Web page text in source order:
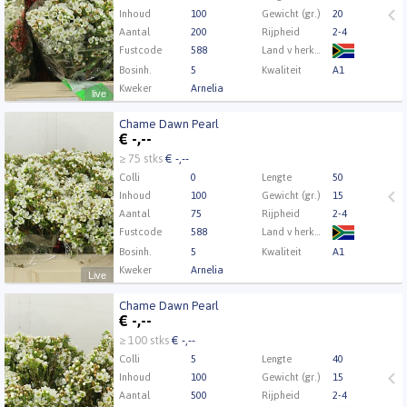
live
Inhoud
100 Gewicht (gr.)
20
Aantal
200 Rijpheid
2-4
Fustcode
588
Bosinh.
5 Kwaliteit
A1
Kweker
Arnelia
Live
Chame Dawn Pearl
€ -,--
≥ 75 stks€ -,--
Colli 0 Lengte
50
Inhoud
100 Gewicht (gr.)
15
Aantal
75 Rijpheid
2-4
Fustcode
588
Bosinh.
5 Kwaliteit
A1
Kweker
Arnelia
Chame Dawn Pearl
U moet ingelogd zijn om te kunnen kopen.
om in te loggen.
Chame Dawn Pearl
€ -,--
≥ 100 stks€ -,--
Colli 5 Lengte
40
Inhoud
100 Gewicht (gr.)
15
Aantal
500 Rijpheid
2-4
Chame Dawn Pearl
U moet ingelogd zijn om te kunnen kopen.
om in te loggen.